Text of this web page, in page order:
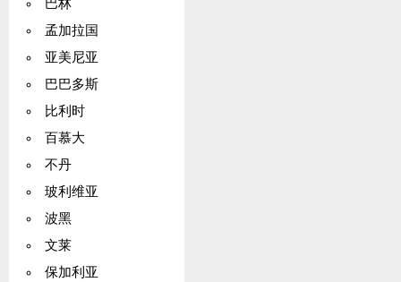
巴林
孟加拉国
亚美尼亚
巴巴多斯
比利时
百慕大
不丹
玻利维亚
波黑
文莱
保加利亚